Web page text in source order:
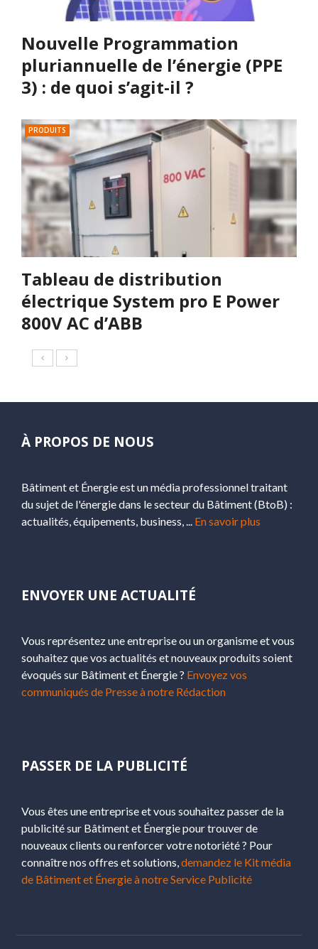
Nouvelle Programmation
pluriannuelle de l’énergie (PPE
3) : de quoi s’agit-il ?
PRODUITS
Tableau de distribution
électrique System pro E Power
800V AC d’ABB
À PROPOS DE NOUS
Bâtiment et Énergie est un média professionnel traitant
du sujet de l'énergie dans le secteur du Bâtiment (BtoB) :
actualités, équipements, business, ... En savoir plus
ENVOYER UNE ACTUALITÉ
Vous représentez une entreprise ou un organisme et vous
souhaitez que vos actualités et nouveaux produits soient
évoqués sur Bâtiment et Énergie ? Envoyez vos
communiqués de Presse à notre Rédaction
PASSER DE LA PUBLICITÉ
Vous êtes une entreprise et vous souhaitez passer de la
publicité sur Bâtiment et Énergie pour trouver de
nouveaux clients ou renforcer votre notoriété ? Pour
connaître nos offres et solutions, demandez le Kit média
de Bâtiment et Énergie à notre Service Publicité